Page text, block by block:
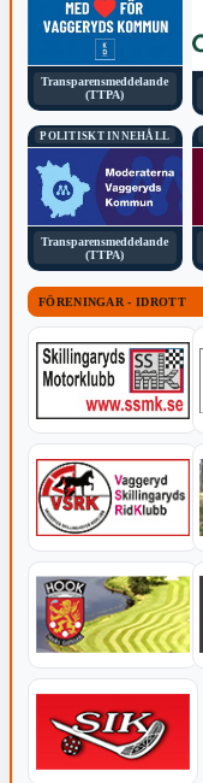
Transparensmeddelande
(TTPA)
POLITISKT INNEHÅLL
Transparensmeddelande
(TTPA)
FÖRENINGAR - IDROTT